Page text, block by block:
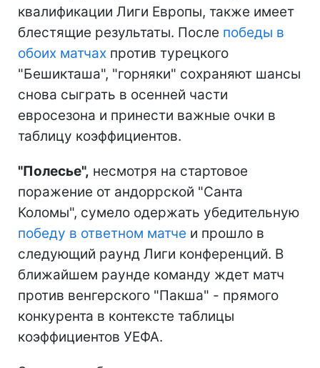
квалификации Лиги Европы, также имеет
блестящие результаты. После победы в
обоих матчах против турецкого
"Бешикташа", "горняки" сохраняют шансы
снова сыграть в осенней части
евросезона и принести важные очки в
таблицу коэффициентов.
"Полесье", несмотря на стартовое
поражение от андоррской "Санта
Коломы", сумело одержать убедительную
победу в ответном матче и прошло в
следующий раунд Лиги конференций. В
ближайшем раунде команду ждет матч
против венгерского "Пакша" - прямого
конкурента в контексте таблицы
коэффициентов УЕФА.